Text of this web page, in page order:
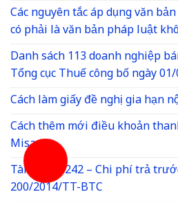
Các nguyên tắc áp dụng văn
có phải là văn bản pháp luật
Danh sách 113 doanh nghiệp
Tổng cục Thuế công bố ngày
Cách làm giấy đề nghị gia hạn
Cách thêm mới điều khoản
Misa
Tài khoản 242 – Chi phí trả
200/2014/TT-BTC